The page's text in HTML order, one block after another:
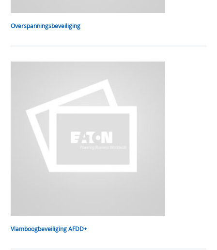
Overspanningsbeveiliging
Vlamboogbeveiliging AFDD+